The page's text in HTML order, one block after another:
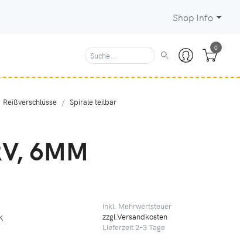
Shop Info
0
Reißverschlüsse
Spirale teilbar
6MM
inkl. Mehrwertsteuer
zzgl.Versandkosten
Lieferzeit 2-3Tage